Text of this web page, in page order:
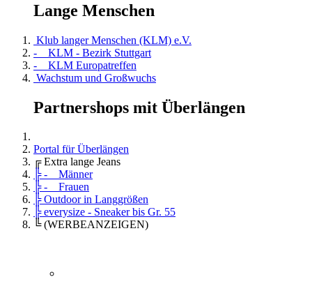
Lange Menschen
Klub langer Menschen (KLM) e.V.
- KLM - Bezirk Stuttgart
- KLM Europatreffen
Wachstum und Großwuchs
Partnershops mit Überlängen
Portal für Überlängen
╔ Extra lange Jeans
╠ - Männer
╠ - Frauen
╠ Outdoor in Langgrößen
╠ everysize - Sneaker bis Gr. 55
╚ (WERBEANZEIGEN)